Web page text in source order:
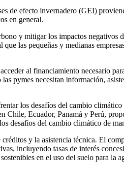
de efecto invernadero (GEI)
en general.
y mitigar los impactos
las pequeñas y medianas
al financiamiento necesario
pymes necesitan información,
los desafíos del cambio
Ecuador, Panamá y Perú,
desafíos del cambio climático de
y la asistencia técnica. El
incluyendo tasas de interés
en el uso del suelo para la